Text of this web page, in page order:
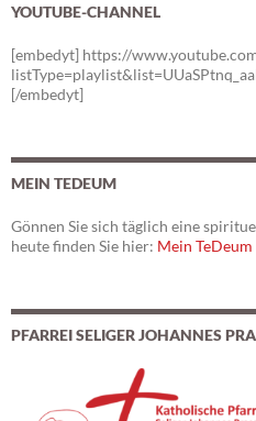
YOUTUBE-CHANNEL
[embedyt] https://
[/embedyt]
MEIN TEDEUM
Gönnen Sie sich täglich eine
heute finden Sie hier: Mein
PFARREI SELIGER JOHANNES